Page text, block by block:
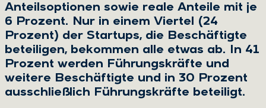
Anteilsoptionen sowie reale Anteile mit je
6 Prozent. Nur in einem Viertel (24
Prozent) der Startups, die Beschäftigte
beteiligen, bekommen alle etwas ab. In 41
Prozent werden Führungskräfte und
weitere Beschäftigte und in 30 Prozent
ausschließlich Führungskräfte beteiligt.